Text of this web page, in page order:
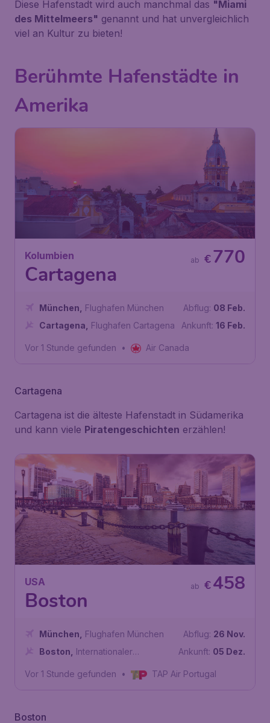
Diese Hafenstadt wird auch manchmal das "Miami
des Mittelmeers" genannt und hat unvergleichlich
viel an Kultur zu bieten!
Berühmte Hafenstädte in
Amerika
Kolumbien
Cartagena
€770
ab
München
Flughafen München
Cartagena
Flughafen Cartagena
Abflug: 08 Feb.
Ankunft: 16 Feb.
Vor 1 Stunde gefunden • Air Canada
Cartagena
Cartagena ist die älteste Hafenstadt in Südamerika
und kann viele Piratengeschichten erzählen!
USA
Boston
€458
ab
München
Flughafen München
Boston
Internationaler
Lawrence Logan
Abflug: 26 Nov.
Ankunft: 05 Dez.
Vor 1 Stunde gefunden • TAP Air Portugal
Boston